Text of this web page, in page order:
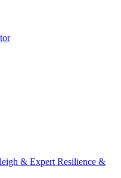
& Expert Resilience &